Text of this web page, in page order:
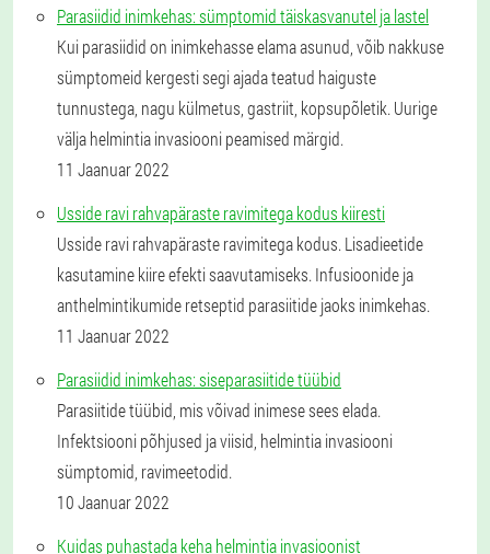
Parasiidid inimkehas: sümptomid täiskasvanutel ja lastel
Kui parasiidid on inimkehasse elama asunud, võib nakkuse
sümptomeid kergesti segi ajada teatud haiguste
tunnustega, nagu külmetus, gastriit, kopsupõletik. Uurige
välja helmintia invasiooni peamised märgid.
11 Jaanuar 2022
Usside ravi rahvapäraste ravimitega kodus kiiresti
Usside ravi rahvapäraste ravimitega kodus. Lisadieetide
kasutamine kiire efekti saavutamiseks. Infusioonide ja
anthelmintikumide retseptid parasiitide jaoks inimkehas.
11 Jaanuar 2022
Parasiidid inimkehas: siseparasiitide tüübid
Parasiitide tüübid, mis võivad inimese sees elada.
Infektsiooni põhjused ja viisid, helmintia invasiooni
sümptomid, ravimeetodid.
10 Jaanuar 2022
Kuidas puhastada keha helmintia invasioonist